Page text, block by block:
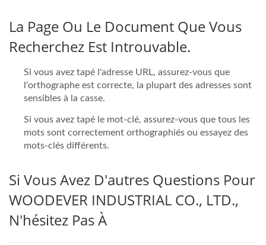
La Page Ou Le Document Que Vous
Recherchez Est Introuvable.
Si vous avez tapé l'adresse URL, assurez-vous que
l'orthographe est correcte, la plupart des adresses sont
sensibles à la casse.
Si vous avez tapé le mot-clé, assurez-vous que tous les
mots sont correctement orthographiés ou essayez des
mots-clés différents.
Si Vous Avez D'autres Questions Pour
WOODEVER INDUSTRIAL CO., LTD.,
N'hésitez Pas À